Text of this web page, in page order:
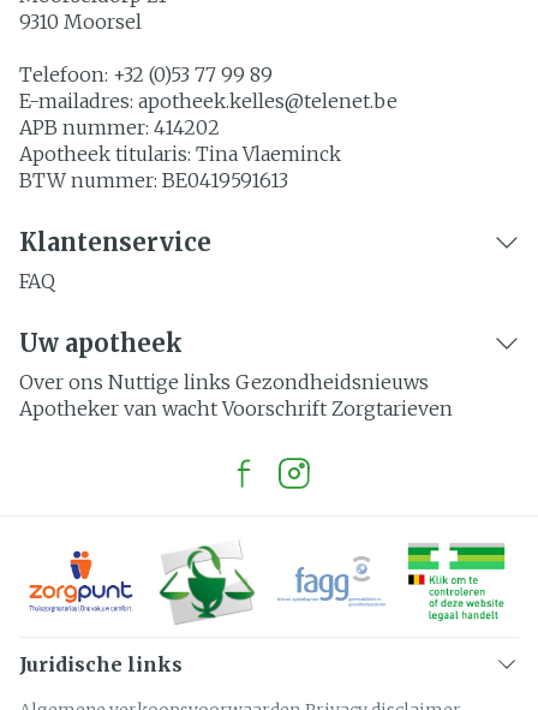
9310 Moorsel
Telefoon: +32 (0)53 77 99 89
E-mailadres: apotheek.kelles@telenet.be
APB nummer: 414202
Apotheek titularis: Tina Vlaeminck
BTW nummer: BE0419591613
Klantenservice
FAQ
Uw apotheek
Over ons Nuttige links Gezondheidsnieuws
Apotheker van wacht Voorschrift Zorgtarieven
Juridische links